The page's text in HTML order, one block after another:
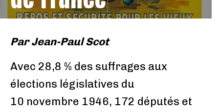
ParJean-Paul Scot
Avec 28,8 % des suffrages aux
élections législatives du
10 novembre 1946, 172 députés et